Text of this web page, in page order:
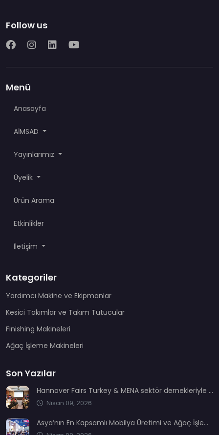
Follow us
Menü
Anasayfa
AİMSAD
Yayınlarımız
Üyelik
Ürün Arama
Etkinlikler
İletişim
Kategoriler
Yardımcı Makine ve Ekipmanlar
Kesici Takımlar ve Takım Tutucular
Finishing Makineleri
Ağaç İşleme Makineleri
Son Yazılar
Hannover Fairs Turkey & MENA sektör dernekleriyle bir araya geldi
Nisan 09, 2026
Asya’nın En Kapsamlı Mobilya Üretimi ve Ağaç İşleme Fuarı: CIFM / Interzum Guangzhou